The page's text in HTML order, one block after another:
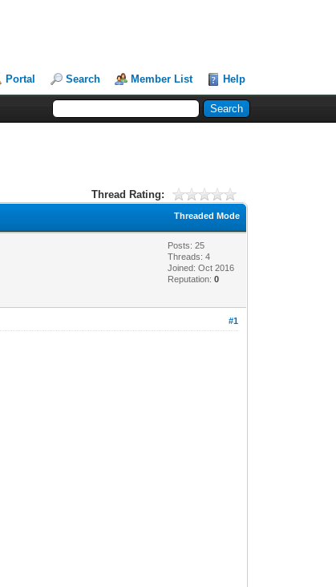
Portal Search Member List Help
Thread Rating:
Threaded Mode
Posts: 25
Threads: 4
Joined: Oct 2016
Reputation:0
#1